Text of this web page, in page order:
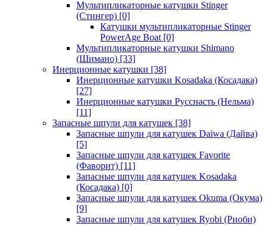
Мультипликаторные катушки Stinger
(Стингер) [0]
Катушки мультипликаторные Stinger
PowerAge Boat [0]
Мультипликаторные катушки Shimano
(Шимано) [33]
Инерционные катушки [38]
Инерционные катушки Kosadaka (Косадака)
[27]
Инерционные катушки Русснасть (Нельма)
[11]
Запасные шпули для катушек [38]
Запасные шпули для катушек Daiwa (Дайва)
[5]
Запасные шпули для катушек Favorite
(Фаворит) [11]
Запасные шпули для катушек Kosadaka
(Косадака) [0]
Запасные шпули для катушек Okuma (Окума)
[9]
Запасные шпули для катушек Ryobi (Риоби)